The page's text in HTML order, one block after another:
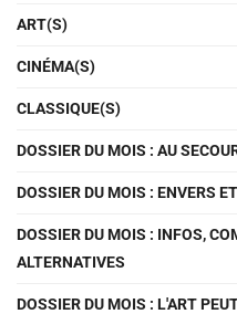
ART(S)
CINÉMA(S)
CLASSIQUE(S)
DOSSIER DU MOIS : AU
DOSSIER DU MOIS : ENVERS
DOSSIER DU MOIS : INFOS,
ALTERNATIVES
DOSSIER DU MOIS : L'ART